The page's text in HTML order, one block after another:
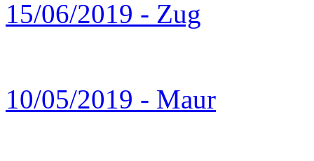
15/06/2019 - Zug
10/05/2019 - Maur